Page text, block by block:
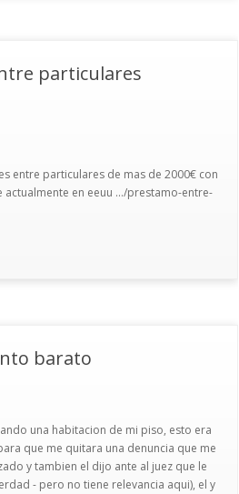
particulares
entre particulares de mas de 2000€ con
en eeuu .../prestamo-entre-
barato
una habitacion de mi piso, esto era
que me quitara una denuncia que me
y tambien el dijo ante al juez que le
- pero no tiene relevancia aqui), el y